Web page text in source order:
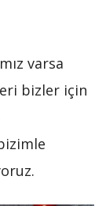
varsa
bizler için